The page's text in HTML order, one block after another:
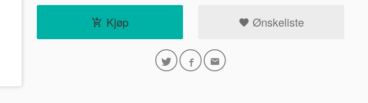
Kjøp Ønskeliste